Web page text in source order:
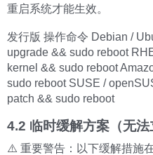
重启系统才能生效。
发行版 操作命令 Debian /
upgrade && sudo reboot
kernel && sudo reboot
sudo reboot SUSE /
patch && sudo reboot
4.2 临时缓解方案（无法
⚠️ 重要警告：以下缓解措施